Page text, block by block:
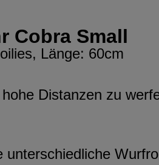
Cobra Small
Länge: 60cm
Distanzen zu
unterschiedliche